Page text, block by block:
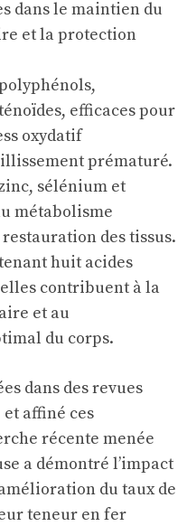
dans le maintien du
et la protection
efficaces pour
oxydatif
prématuré.
sélénium et
métabolisme
des tissus.
huit acides
contribuent à la
et au
du corps.
dans des revues
affiné ces
récente menée
a démontré l’impact
du taux de
teneur en fer